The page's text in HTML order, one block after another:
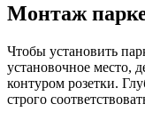
Монтаж
Чтобы установить
установочное место,
контуром розетки.
строго